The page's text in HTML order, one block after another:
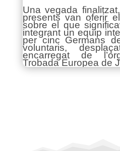
Una vegada
presents van oferir
sobre el que
integrant un equip
per cinc Germans
voluntaris,
encarregat de
Trobada Europea de